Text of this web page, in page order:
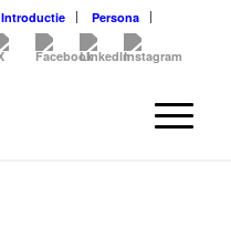
Introductie Persona